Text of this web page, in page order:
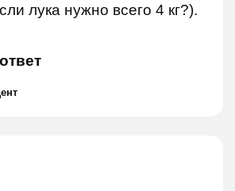
лука нужно всего 4 кг?).